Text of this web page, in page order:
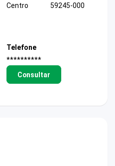
Centro
59245-000
Telefone
**********
Consultar